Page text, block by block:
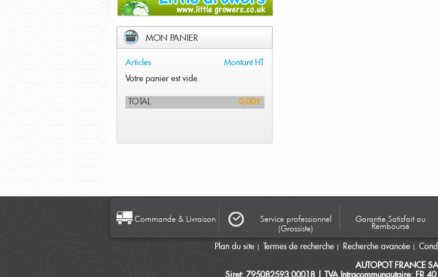
MON PANIER
Articles
Montant HT
Votre panier est vide.
TOTAL 0,00 €
Commande & Livraison
Service professionnel
(Grossiste)
Garantie Satisfait au
Remboursé
Plan du site Termes de recherche Recherche avancée
AUTOPOT FRANCE